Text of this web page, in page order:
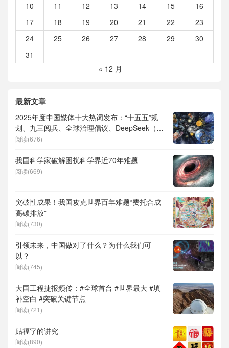
10
11 12 13 14 15
16
17
18 19 20 21 22
23
24
25 26 27 28 29
30
31
« 12 月
最新文章
2025年度中国媒体十大热词发布：“十五五”规
划、九三阅兵、全球治理倡议、DeepSeek（深
度求索）、人形机器人、苏超、票根经济、育
阅读(676)
我国科学家破解困扰科学界近70年难题
阅读(669)
突破性成果！我国攻克世界百年难题“费托合成
高碳排放”
阅读(730)
引领未来，中国做对了什么？为什么我们可
以？
阅读(745)
大国工程捷报频传：#全球首台 #世界最大 #填
补空白 #突破关键节点
阅读(721)
贴福字的讲究
阅读(890)